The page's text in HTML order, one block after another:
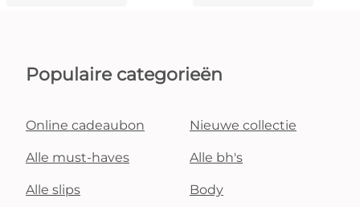
Populaire categorieën
Online cadeaubon Nieuwe collectie
Alle must-haves Alle bh's
Alle slips Body